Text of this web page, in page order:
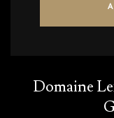
Domaine